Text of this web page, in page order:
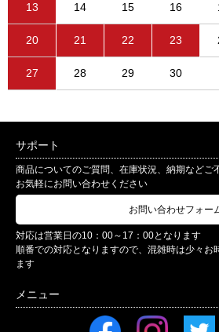
13 14 15 16
20 21 22 23
27 28 29 30
サポート
商品についてのご質問、在庫状況、納期などご
お気軽にお問い合わせください
お問い合わせフォー
対応は営業日の10：00～17：00となります
順番での対応となりますので、混雑時は少々お
ます